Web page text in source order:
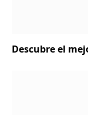
Descubre el